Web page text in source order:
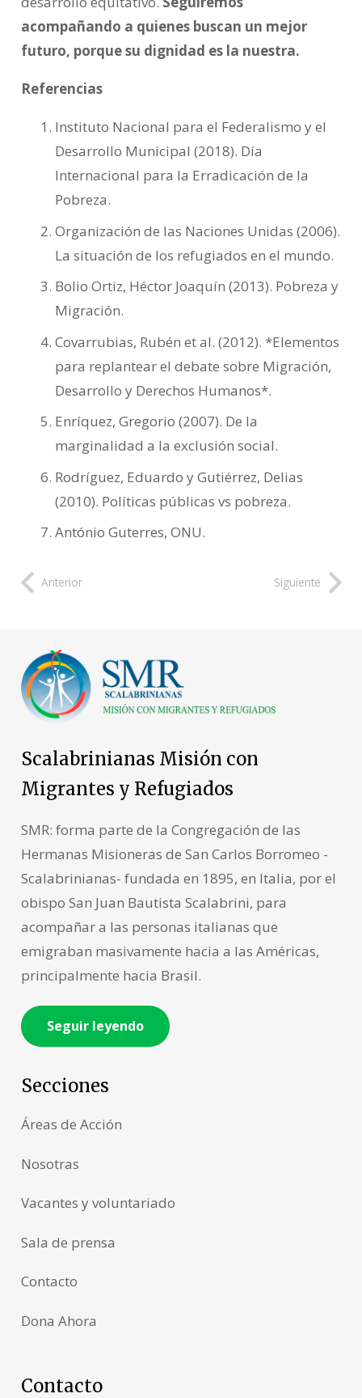
acompañando a quienes buscan un mejor
futuro, porque su dignidad es la nuestra.
Referencias
Instituto Nacional para el Federalismo y el
Desarrollo Municipal (2018). Día
Internacional para la Erradicación de la
Pobreza.
Organización de las Naciones Unidas (2006).
La situación de los refugiados en el mundo.
Bolio Ortiz, Héctor Joaquín (2013). Pobreza y
Migración.
Covarrubias, Rubén et al. (2012). *Elementos
para replantear el debate sobre Migración,
Desarrollo y Derechos Humanos*.
Enríquez, Gregorio (2007). De la
marginalidad a la exclusión social.
Rodríguez, Eduardo y Gutiérrez, Delias
(2010). Políticas públicas vs pobreza.
António Guterres, ONU.
Anterior Siguiente
Scalabrinianas Misión con
Migrantes y Refugiados
SMR: forma parte de la Congregación de las
Hermanas Misioneras de San Carlos Borromeo -
Scalabrinianas- fundada en 1895, en Italia, por el
obispo San Juan Bautista Scalabrini, para
acompañar a las personas italianas que
emigraban masivamente hacia a las Américas,
principalmente hacia Brasil.
Seguir leyendo
Secciones
Áreas de Acción
Nosotras
Vacantes y voluntariado
Sala de prensa
Contacto
Dona Ahora
Contacto